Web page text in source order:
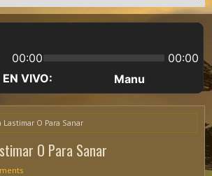
Lastimar O Para Sanar
O Para Sanar